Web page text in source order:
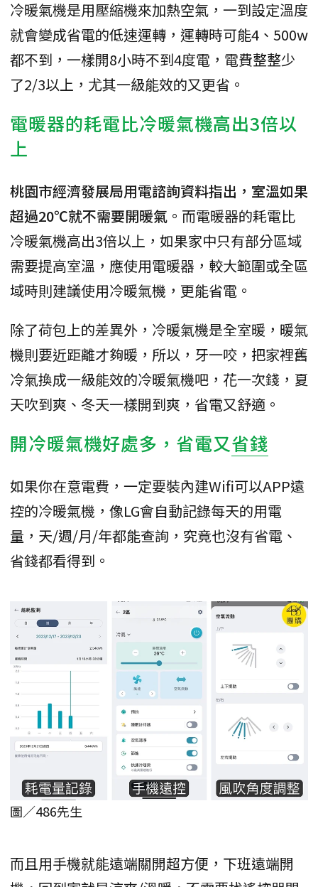
冷暖氣機是用壓縮機來加熱空氣，一到設定溫度
就會變成省電的低速運轉，運轉時可能4、500w
都不到，一樣開8小時不到4度電，電費整整少
了2/3以上，尤其一級能效的又更省。
電暖器的耗電比冷暖氣機高出3倍以
上
桃園市經濟發展局用電諮詢資料指出，室溫如果
超過20℃就不需要開暖氣 。而電暖器的耗電比
冷暖氣機高出3倍以上，如果家中只有部分區域
需要提高室溫，應使用電暖器，較大範圍或全區
域時則建議使用冷暖氣機，更能省電。
除了荷包上的差異外，冷暖氣機是全室暖，暖氣
機則要近距離才夠暖，所以，牙一咬，把家裡舊
冷氣換成一級能效的冷暖氣機吧，花一次錢，夏
天吹到爽、冬天一樣開到爽，省電又舒適。
開冷暖氣機好處多，省電又省錢
如果你在意電費，一定要裝內建Wifi可以APP遠
控的冷暖氣機，像LG會自動記錄每天的用電
量，天/週/月/年都能查詢，究竟也沒有省電、
省錢都看得到。
圖／486先生
而且用手機就能遠端關開超方便，下班遠端開